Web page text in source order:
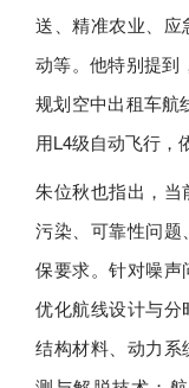
送、精准农业、
动等。他特别提到
规划空中出租车航
用L4级自动飞行，
朱位秋也指出，
污染、可靠性问
保要求。针对噪声
优化航线设计与分
结构材料、动力